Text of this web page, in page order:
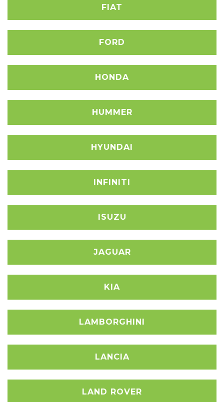
FIAT
FORD
HONDA
HUMMER
HYUNDAI
INFINITI
ISUZU
JAGUAR
KIA
LAMBORGHINI
LANCIA
LAND ROVER